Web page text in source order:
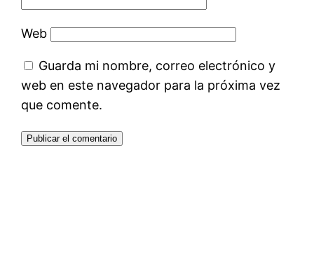
Web
Guarda mi nombre, correo electrónico y
web en este navegador para la próxima vez
que comente.